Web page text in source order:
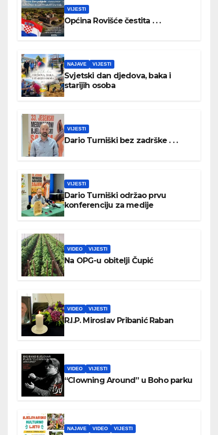
VIJESTI
Općina Rovišće čestita . . .
NAJAVE VIJESTI
Svjetski dan djedova, baka i
starijih osoba
VIJESTI
Dario Turniški bez zadrške . . .
VIJESTI
Dario Turniški održao prvu
konferenciju za medije
VIDEO VIJESTI
Na OPG-u obitelji Čupić
VIDEO VIJESTI
R.I.P. Miroslav Pribanić Raban
VIDEO VIJESTI
“Clowning Around” u Boho parku
NAJAVE VIDEO VIJESTI